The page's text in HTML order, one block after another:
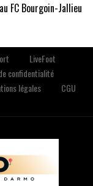
FC Bourgoin-Jallieu
LiveFoot
confidentialité
légales
CGU